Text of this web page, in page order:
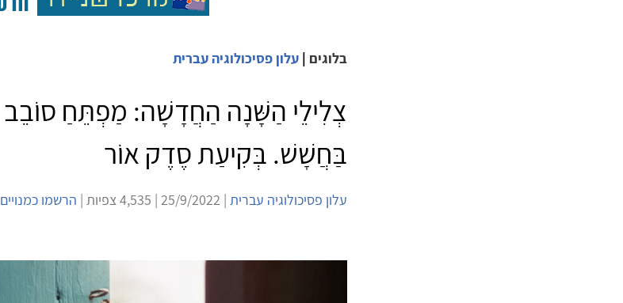
בלוגים | עלון פסיכולוגיה עברית
צְלִילֵי הַשָּׁנָה הַחֲדָשָׁה: מַפְתֵּחַ סוֹבֵב
בַּחֲשָׁשׁ. בְּקִיעַת סֶדֶק אוֹר
עלון פסיכולוגיה עברית | 25/9/2022 | 4,535 צפיות | הרשמו כמנויים